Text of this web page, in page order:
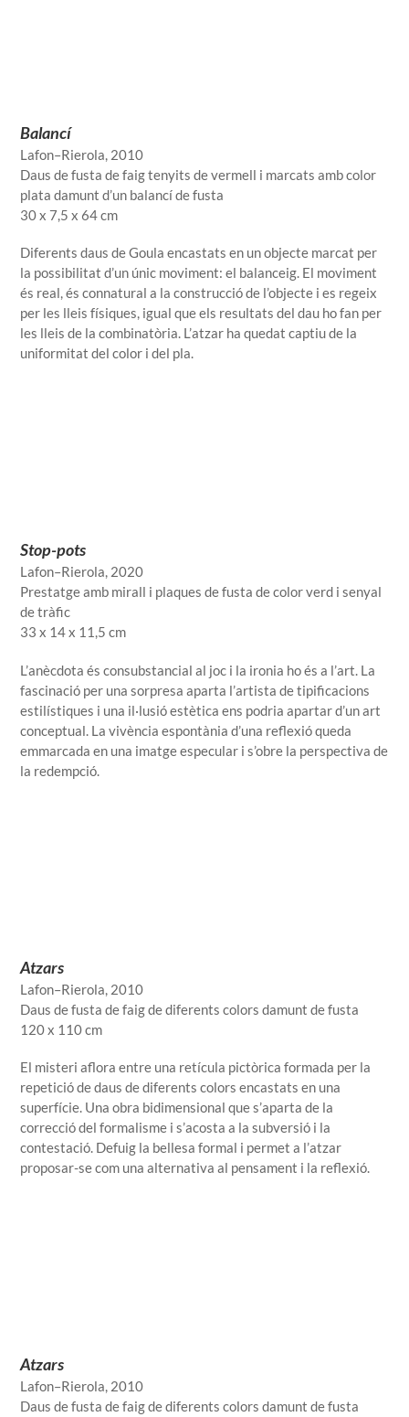
Balancí
Lafon–Rierola, 2010
Daus de fusta de faig tenyits de vermell i marcats amb color
plata damunt d’un balancí de fusta
30 x 7,5 x 64 cm
Diferents daus de Goula encastats en un objecte marcat per
la possibilitat d’un únic moviment: el balanceig. El moviment
és real, és connatural a la construcció de l’objecte i es regeix
per les lleis físiques, igual que els resultats del dau ho fan per
les lleis de la combinatòria. L’atzar ha quedat captiu de la
uniformitat del color i del pla.
Stop-pots
Lafon–Rierola, 2020
Prestatge amb mirall i plaques de fusta de color verd i senyal
de tràfic
33 x 14 x 11,5 cm
L’anècdota és consubstancial al joc i la ironia ho és a l’art. La
fascinació per una sorpresa aparta l’artista de tipificacions
estilístiques i una il·lusió estètica ens podria apartar d’un art
conceptual. La vivència espontània d’una reflexió queda
emmarcada en una imatge especular i s’obre la perspectiva de
la redempció.
Atzars
Lafon–Rierola, 2010
Daus de fusta de faig de diferents colors damunt de fusta
120 x 110 cm
El misteri aflora entre una retícula pictòrica formada per la
repetició de daus de diferents colors encastats en una
superfície. Una obra bidimensional que s’aparta de la
correcció del formalisme i s’acosta a la subversió i la
contestació. Defuig la bellesa formal i permet a l’atzar
proposar-se com una alternativa al pensament i la reflexió.
Atzars
Lafon–Rierola, 2010
Daus de fusta de faig de diferents colors damunt de fusta